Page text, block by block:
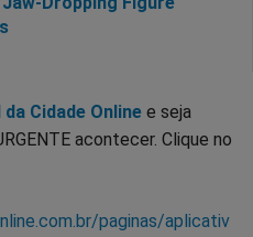
Cidade Online e seja
acontecer. Clique no
paginas/aplicativ